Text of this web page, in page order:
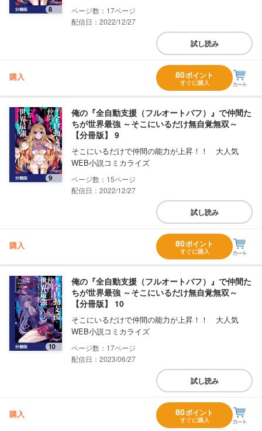
17
配信日：2022/12/27
試し読み
購入 80ポイント
すぐに購入
俺の『全自動支援（フルオートバフ）』で仲間た
ちが世界最強 ～そこにいるだけ無自覚無双～
【分冊版】 9
そこにいるだけで仲間の能力が上昇！！ 大人気
WEB小説コミカライズ
15
配信日：2022/12/27
試し読み
購入 80ポイント
すぐに購入
俺の『全自動支援（フルオートバフ）』で仲間た
ちが世界最強 ～そこにいるだけ無自覚無双～
【分冊版】 10
そこにいるだけで仲間の能力が上昇！！ 大人気
WEB小説コミカライズ
17
配信日：2023/06/27
試し読み
購入 80ポイント
すぐに購入